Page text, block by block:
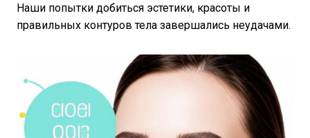
Наши попытки добиться эстетики, красоты и
правильных контуров тела завершались неудачами.